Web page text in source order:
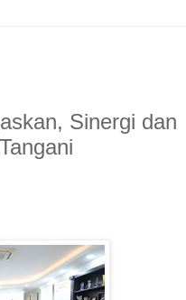
Sinergi dan